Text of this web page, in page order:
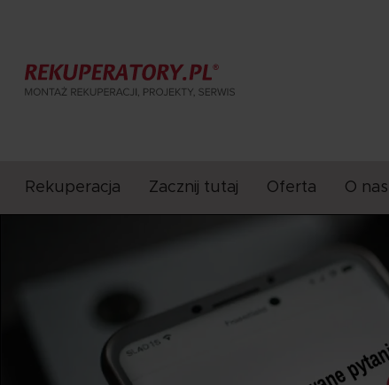
Rekuperacja Zacznij tutaj Oferta O nas